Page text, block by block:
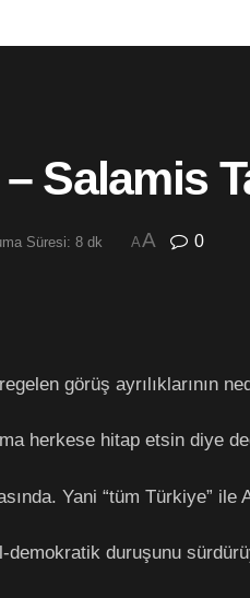
Salamis
Süresi: 8 dk AA 0
görüş ayrılıklarının
Ama herkese hitap etsin diye
Yani “tüm Türkiye” ile
demokratik duruşunu